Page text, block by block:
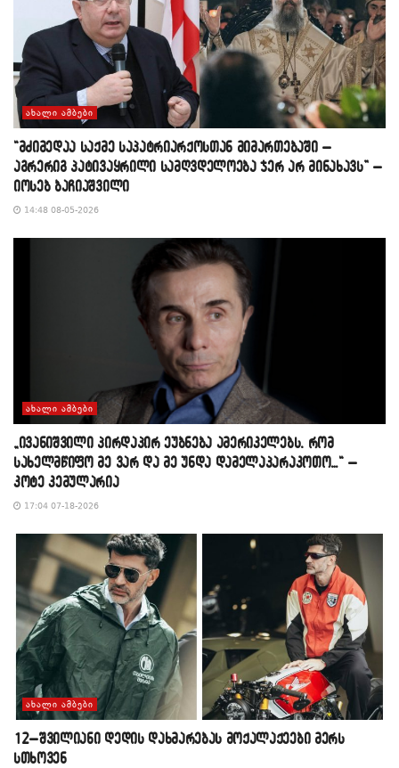
ᲐᲮᲐᲚᲘ ᲐᲛᲑᲔᲑᲘ
“მძიმედაა საქმე საპატრიარქოსთან მიმართებაში –
აგრერიგ პატივაყრილი სამღვდელოება ჯერ არ მინახავს” –
იოსებ ბაჩიაშვილი
14:48 08-05-2026
ᲐᲮᲐᲚᲘ ᲐᲛᲑᲔᲑᲘ
„ივანიშვილი პირდაპირ ეუბნება ამერიკელებს, რომ
სახელმწიფო მე ვარ და მე უნდა დამელაპარაკოთო…“ –
კოტე კემულარია
17:04 07-18-2026
ᲐᲮᲐᲚᲘ ᲐᲛᲑᲔᲑᲘ
12–შვილიანი დედის დახმარებას მოქალაქეები მერს
სთხოვენ